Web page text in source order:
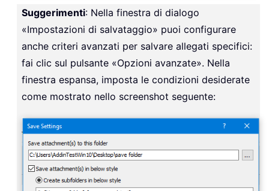
Suggerimenti: Nella finestra di dialogo
«Impostazioni di salvataggio» puoi configurare
anche criteri avanzati per salvare allegati specifici:
fai clic sul pulsante «Opzioni avanzate». Nella
finestra espansa, imposta le condizioni desiderate
come mostrato nello screenshot seguente: